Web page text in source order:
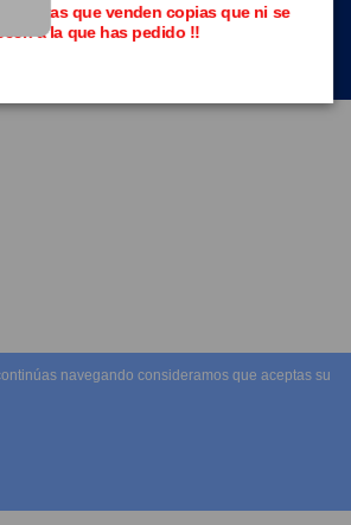
piratas que venden copias que ni se
a la que has pedido !!
navegando consideramos que aceptas su